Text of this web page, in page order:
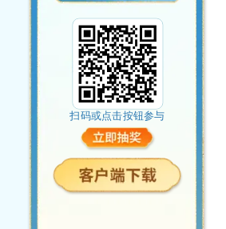
扫码或点击按钮参与